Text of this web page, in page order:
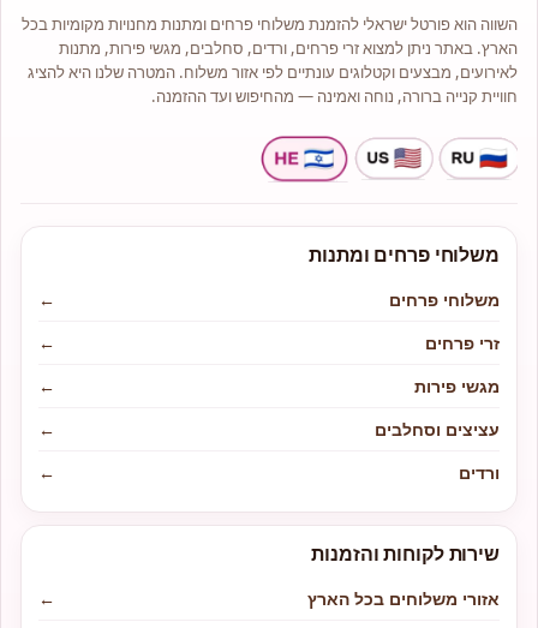
השווה הוא פורטל ישראלי להזמנת משלוחי פרחים ומתנות מחנויות מקומיות בכל
הארץ. באתר ניתן למצוא זרי פרחים, ורדים, סחלבים, מגשי פירות, מתנות
לאירועים, מבצעים וקטלוגים עונתיים לפי אזור משלוח. המטרה שלנו היא להציג
חוויית קנייה ברורה, נוחה ואמינה — מהחיפוש ועד ההזמנה.
משלוחי פרחים ומתנות
משלוחי פרחים
←
זרי פרחים
←
מגשי פירות
←
עציצים וסחלבים
←
ורדים
←
שירות לקוחות והזמנות
אזורי משלוחים בכל הארץ
←